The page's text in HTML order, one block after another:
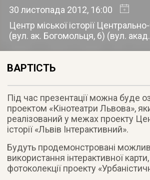
30 листопада 2012, 16:00
Центр міської історії
(вул. ак. Богомольця, 6) (вул.
ВАРТІСТЬ
Під час презентації можна буде
проектом «Кінотеатри Львова»,
реалізований у межах проекту
історії «Львів Інтерактивний».
Будуть продемонстровані
використання інтерактивної
фотоколекції проекту